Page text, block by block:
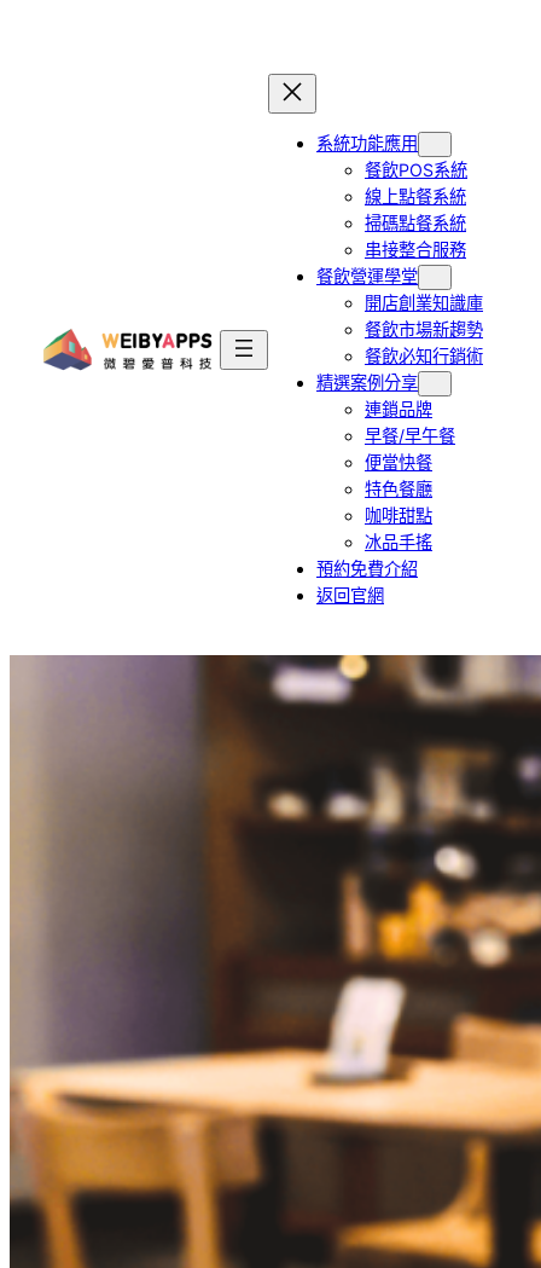
系統功能應用
餐飲POS系統
線上點餐系統
掃碼點餐系統
串接整合服務
餐飲營運學堂
開店創業知識庫
餐飲市場新趨勢
餐飲必知行銷術
精選案例分享
連鎖品牌
早餐/早午餐
便當快餐
特色餐廳
咖啡甜點
冰品手搖
預約免費介紹
返回官網